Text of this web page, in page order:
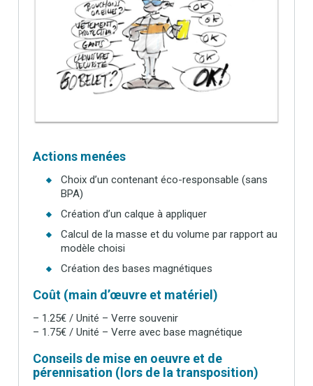
Actions menées
Choix d’un contenant éco-responsable (sans
BPA)
Création d’un calque à appliquer
Calcul de la masse et du volume par rapport au
modèle choisi
Création des bases magnétiques
Coût (main d’œuvre et matériel)
– 1.25€ / Unité – Verre souvenir
– 1.75€ / Unité – Verre avec base magnétique
Conseils de mise en oeuvre et de
pérennisation (lors de la transposition)